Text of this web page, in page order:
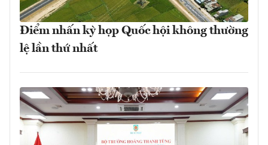
Điểm nhấn kỳ họp Quốc hội không thường
lệ lần thứ nhất